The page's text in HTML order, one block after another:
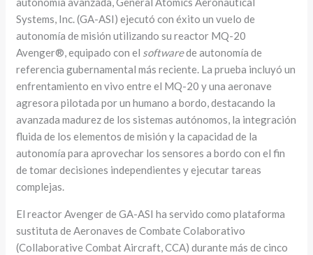
Systems, Inc. (GA-ASI) ejecutó con éxito un vuelo de
autonomía de misión utilizando su reactor MQ-20
Avenger®, equipado con el softwarede autonomía de
referencia gubernamental más reciente. La prueba incluyó un
enfrentamiento en vivo entre el MQ-20 y una aeronave
agresora pilotada por un humano a bordo, destacando la
avanzada madurez de los sistemas autónomos, la integración
fluida de los elementos de misión y la capacidad de la
autonomía para aprovechar los sensores a bordo con el fin
de tomar decisiones independientes y ejecutar tareas
complejas.
El reactor Avenger de GA-ASI ha servido como plataforma
sustituta de Aeronaves de Combate Colaborativo
(Collaborative Combat Aircraft, CCA) durante más de cinco